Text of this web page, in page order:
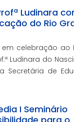
Ludinara
do Rio
em celebração ao
Ludinara do
Secretária de
I Seminário